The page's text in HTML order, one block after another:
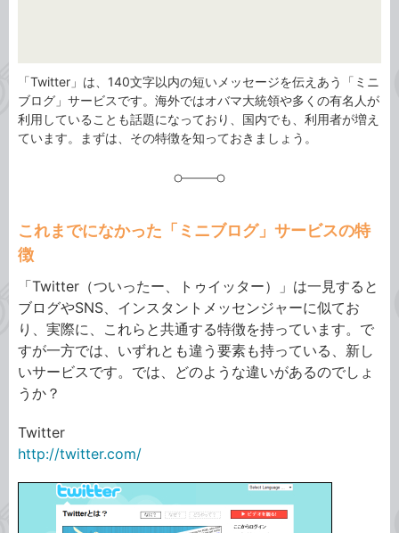
「Twitter」は、140文字以内の短いメッセージを伝えあう「ミニ
ブログ」サービスです。海外ではオバマ大統領や多くの有名人が
利用していることも話題になっており、国内でも、利用者が増え
ています。まずは、その特徴を知っておきましょう。
これまでになかった「ミニブログ」サービスの特
徴
「Twitter（ついったー、トゥイッター）」は一見すると
ブログやSNS、インスタントメッセンジャーに似てお
り、実際に、これらと共通する特徴を持っています。で
すが一方では、いずれとも違う要素も持っている、新し
いサービスです。では、どのような違いがあるのでしょ
うか？
Twitter
http://twitter.com/